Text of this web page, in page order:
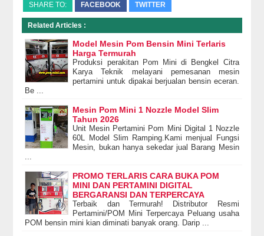
SHARE TO: FACEBOOK TWITTER
Related Articles :
Model Mesin Pom Bensin Mini Terlaris
Harga Termurah
Produksi perakitan Pom Mini di Bengkel Citra
Karya Teknik melayani pemesanan mesin
pertamini untuk dipakai berjualan bensin eceran.
Be ...
Mesin Pom Mini 1 Nozzle Model Slim
Tahun 2026
Unit Mesin Pertamini Pom Mini Digital 1 Nozzle
60L Model Slim Ramping.Kami menjual Fungsi
Mesin, bukan hanya sekedar jual Barang Mesin
PROMO TERLARIS CARA BUKA POM
MINI DAN PERTAMINI DIGITAL
BERGARANSI DAN TERPERCAYA
Terbaik dan Termurah! Distributor Resmi
Pertamini/POM Mini Terpercaya Peluang usaha
POM bensin mini kian diminati banyak orang. Darip ...